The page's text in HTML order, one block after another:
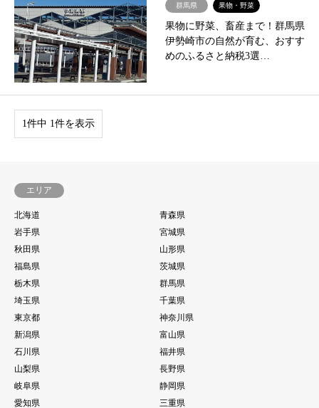
群馬県 果物・野菜
果物に野菜、畜産まで！群馬県
伊勢崎市の自然が育む、おすす
めのふるさと納税3選…
1件中 1件を表示
エリア
北海道
青森県
岩手県
宮城県
秋田県
山形県
福島県
茨城県
栃木県
群馬県
埼玉県
千葉県
東京都
神奈川県
新潟県
富山県
石川県
福井県
山梨県
長野県
岐阜県
静岡県
愛知県
三重県